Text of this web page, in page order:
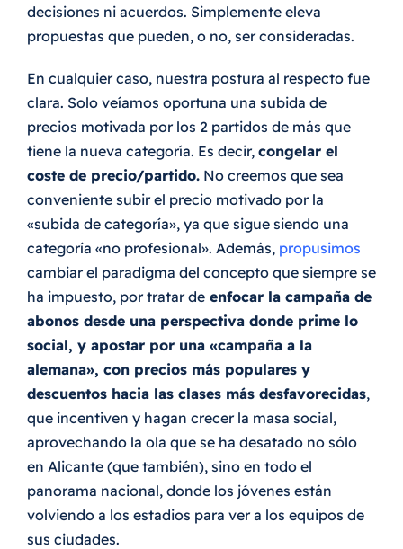
decisiones ni acuerdos. Simplemente eleva
propuestas que pueden, o no, ser consideradas.
En cualquier caso, nuestra postura al respecto fue
clara. Solo veíamos oportuna una subida de
precios motivada por los 2 partidos de más que
tiene la nueva categoría. Es decir, congelar el
coste de precio/partido. No creemos que sea
conveniente subir el precio motivado por la
«subida de categoría», ya que sigue siendo una
categoría «no profesional». Además, propusimos
cambiar el paradigma del concepto que siempre se
ha impuesto, por tratar de enfocar la campaña de
abonos desde una perspectiva donde prime lo
social, y apostar por una «campaña a la
alemana», con precios más populares y
descuentos hacia las clases más desfavorecidas,
que incentiven y hagan crecer la masa social,
aprovechando la ola que se ha desatado no sólo
en Alicante (que también), sino en todo el
panorama nacional, donde los jóvenes están
volviendo a los estadios para ver a los equipos de
sus ciudades.